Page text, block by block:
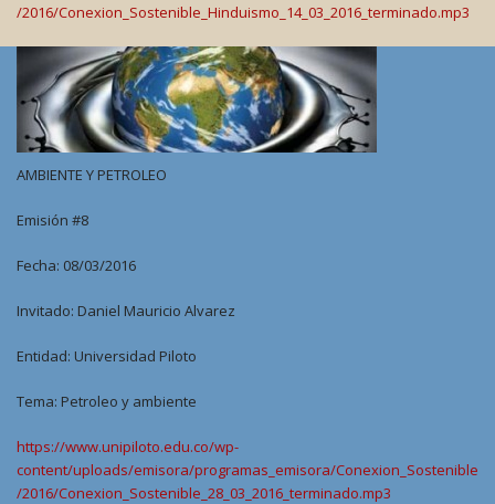
/2016/Conexion_Sostenible_Hinduismo_14_03_2016_terminado.mp3
AMBIENTE Y PETROLEO
Emisión #8
Fecha: 08/03/2016
Invitado: Daniel Mauricio Alvarez
Entidad: Universidad Piloto
Tema: Petroleo y ambiente
https://www.unipiloto.edu.co/wp-
content/uploads/emisora/programas_emisora/Conexion_Sostenible
/2016/Conexion_Sostenible_28_03_2016_terminado.mp3